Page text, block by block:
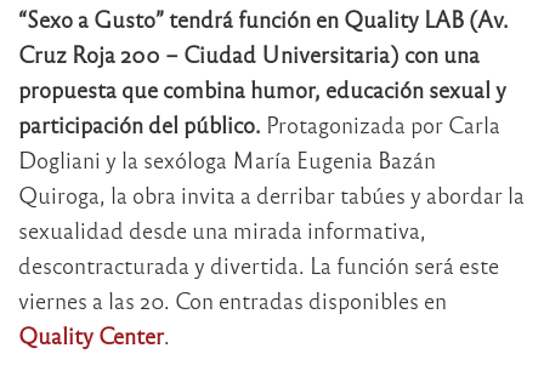
“Sexo a Gusto” tendrá función en Quality LAB (Av.
Cruz Roja 200 – Ciudad Universitaria) con una
propuesta que combina humor, educación sexual y
participación del público. Protagonizada por Carla
Dogliani y la sexóloga María Eugenia Bazán
Quiroga, la obra invita a derribar tabúes y abordar la
sexualidad desde una mirada informativa,
descontracturada y divertida. La función será este
viernes a las 20. Con entradas disponibles en
Quality Center